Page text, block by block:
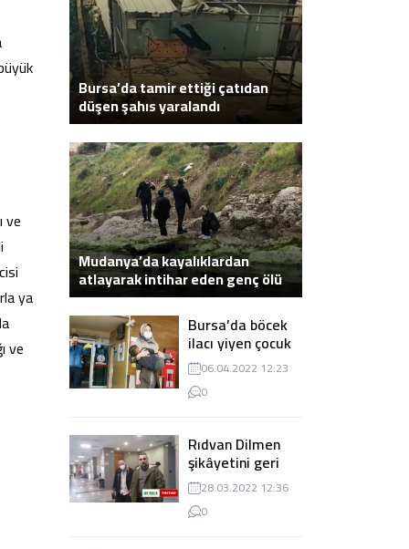
ve
ya
ve
Bursa’da tamir ettiği çatıdan
düşen şahıs yaralandı
Mudanya’da kayalıklardan
atlayarak intihar eden genç ölü
bulundu
Bursa’da böcek
ilacı yiyen çocuk
zehirlendi
06.04.2022 12:23
0
Rıdvan Dilmen
şikâyetini geri
çekti, dava
düşürüldü
28.03.2022 12:36
0